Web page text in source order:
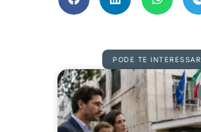
PODE TE INTERESSAR